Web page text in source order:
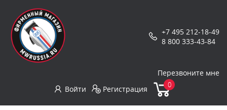
+7 495 212-18-49
8 800 333-43-84
Перезвоните мне
Войти
Регистрация 0